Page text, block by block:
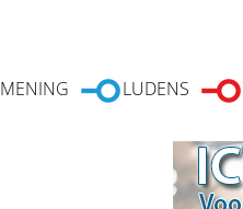
MENING LUDENS